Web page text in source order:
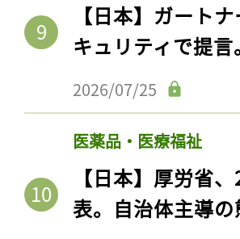
【日本】ガート
キュリティで提
2026/07/25
医薬品・医療福祉
【日本】厚労省
表。自治体主導